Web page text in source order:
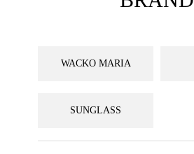
WACKO MARIA
SUNGLASS